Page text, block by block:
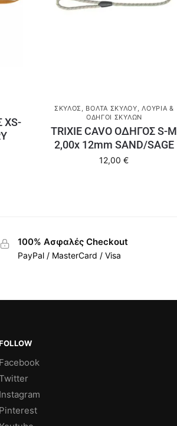
XS-
ΣΚΎΛΟΣ, ΒΌΛΤΑ ΣΚΎΛΟΥ,ΛΟΥΡΙΆ &
ΟΔΗΓΟΊ ΣΚΎΛΩΝ
TRIXIE CAVO ΟΔΗΓΟΣ S-M
2,00x 12mm SAND/SAGE
12,00€
100% Ασφαλές Checkout
PayPal / MasterCard / Visa
Facebook
Instagram
Pinterest